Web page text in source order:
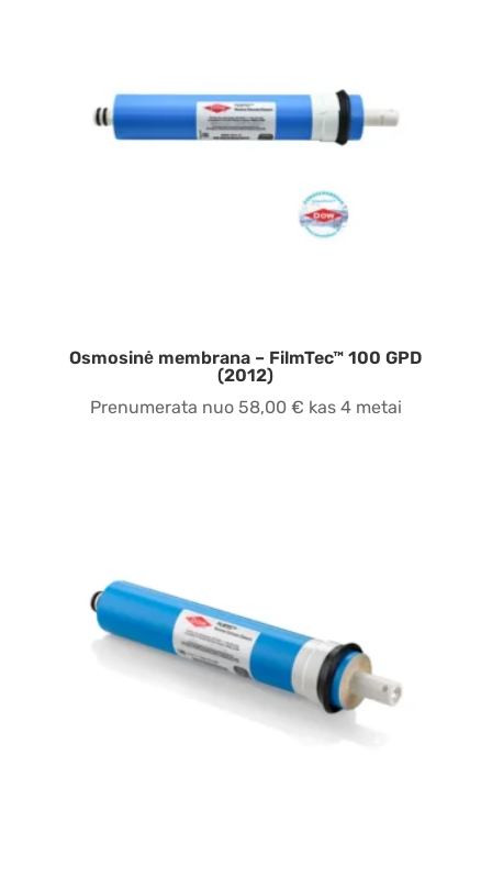
Osmosinė membrana – FilmTec™ 100 GPD
(2012)
Prenumerata nuo 58,00 € kas 4 metai